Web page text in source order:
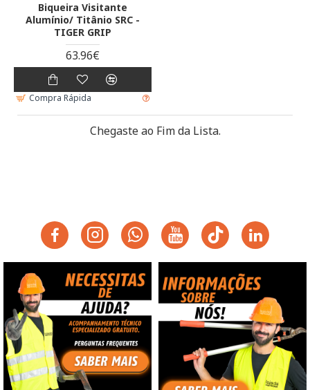
Biqueira Visitante
Alumínio/ Titânio SRC -
TIGER GRIP
63.96€
Compra Rápida
Chegaste ao Fim da Lista.